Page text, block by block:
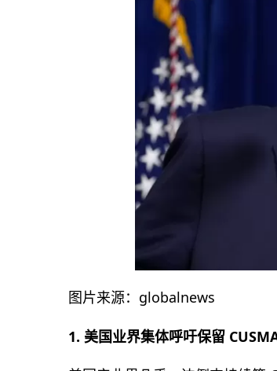
图片来源：globalnews
1. 美国业界集体呼吁保留